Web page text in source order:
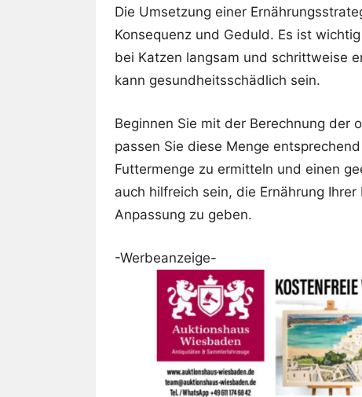
Die Umsetzung einer
Konsequenz und Geduld. Es ist
bei Katzen langsam und schrittweise
kann gesundheitsschädlich sein.
Beginnen Sie mit der Berechnung der
passen Sie diese Menge
Futtermenge zu ermitteln und einen
auch hilfreich sein, die Ernährung
Anpassung zu geben.
-Werbeanzeige-